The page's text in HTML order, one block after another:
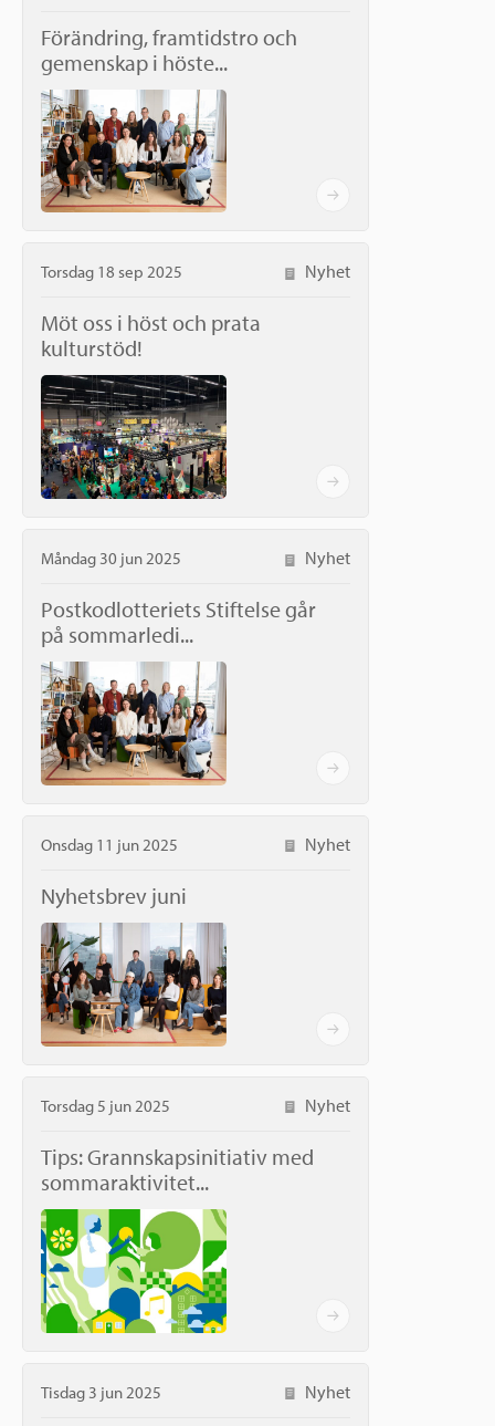
Förändring, framtidstro och
gemenskap i höste...
Torsdag 18 sep 2025 Nyhet
Möt oss i höst och prata
kulturstöd!
Måndag 30 jun 2025 Nyhet
Postkodlotteriets Stiftelse går
på sommarledi...
Onsdag 11 jun 2025 Nyhet
Nyhetsbrev juni
Torsdag 5 jun 2025 Nyhet
Tips: Grannskapsinitiativ med
sommaraktivitet...
Tisdag 3 jun 2025 Nyhet